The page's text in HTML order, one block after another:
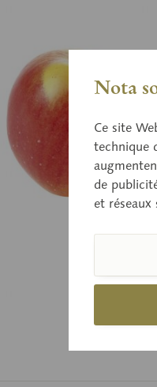
Nota
Ce site
technique
de
et